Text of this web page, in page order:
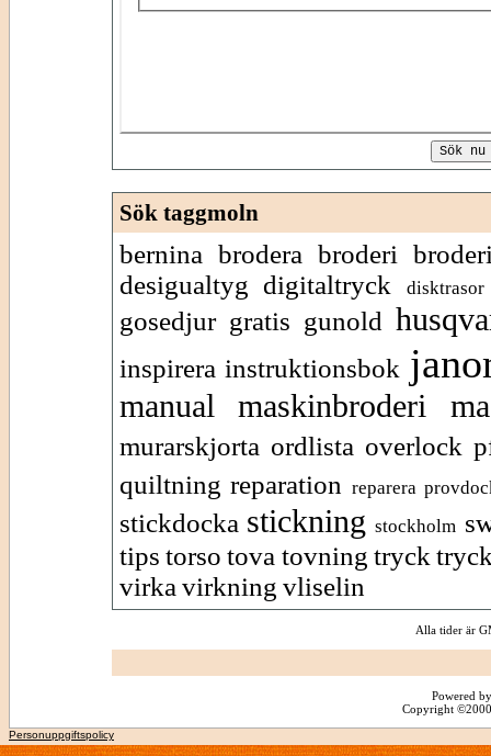
Sök taggmoln
bernina brodera broderi
desigualtyg digitaltryck disktrasor
gosedjur gratis gunold
inspirera instruktionsbok
manual maskinbroderi
murarskjorta ordlista overlock
quiltning reparation reparera
stickdocka stickning stockholm
tips torso tova tovning tryck
virka virkning vliselin
Alla tider är
Powered
Copyright
Personuppgiftspolicy